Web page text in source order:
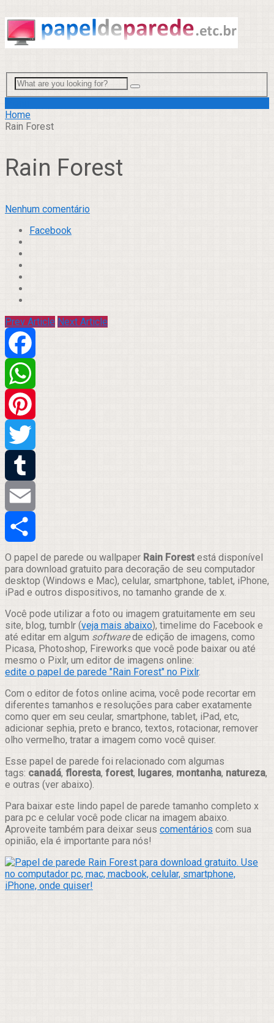
Home
Rain Forest
Rain Forest
Nenhum comentário
Facebook
Prev Article Next Article
Facebook
WhatsApp
Pinterest
Twitter
Tumblr
Email
Compartilhar
O papel de parede ou wallpaper Rain Forest está disponível
para download gratuito para decoração de seu computador
desktop (Windows e Mac), celular, smartphone, tablet, iPhone,
iPad e outros dispositivos, no tamanho grande de x.
Você pode utilizar a foto ou imagem gratuitamente em seu
site, blog, tumblr (veja mais abaixo), timelime do Facebook e
até editar em algum softwarede edição de imagens, como
Picasa, Photoshop, Fireworks que você pode baixar ou até
mesmo o Pixlr, um editor de imagens online:
edite o papel de parede "Rain Forest" no Pixlr.
Com o editor de fotos online acima, você pode recortar em
diferentes tamanhos e resoluções para caber exatamente
como quer em seu ceular, smartphone, tablet, iPad, etc,
adicionar sephia, preto e branco, textos, rotacionar, remover
olho vermelho, tratar a imagem como você quiser.
Esse papel de parede foi relacionado com algumas
tags: canadá, floresta, forest, lugares, montanha, natureza,
e outras (ver abaixo).
Para baixar este lindo papel de parede tamanho completo x
para pc e celular você pode clicar na imagem abaixo.
Aproveite também para deixar seus comentários com sua
opinião, ela é importante para nós!